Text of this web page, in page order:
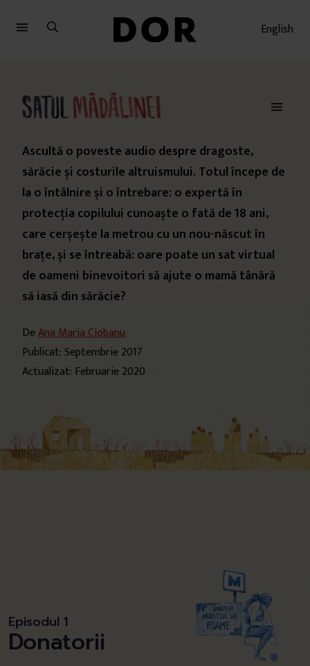
English
Ascultă o poveste audio despre dragoste,
sărăcie și costurile altruismului. Totul începe de
la o întâlnire și o întrebare: o expertă în
protecția copilului cunoaște o fată de 18 ani,
care cerșește la metrou cu un nou-născut în
brațe, și se întreabă: oare poate un sat virtual
de oameni binevoitori să ajute o mamă tânără
să iasă din sărăcie?
DeAna Maria Ciobanu
Publicat: Septembrie 2017
Actualizat: Februarie 2020
Episodul 1
Donatorii